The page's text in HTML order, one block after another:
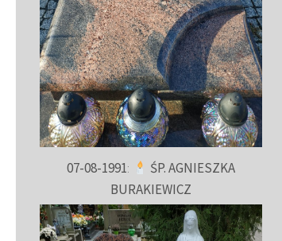
07-08-1991:
ŚP. AGNIESZKA
BURAKIEWICZ